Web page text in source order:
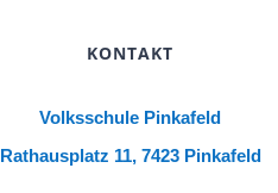
KONTAKT
Volksschule Pinkafeld
Rathausplatz 11, 7423 Pinkafeld